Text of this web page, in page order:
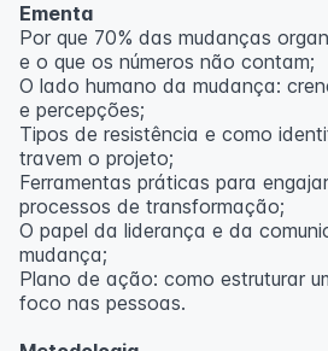
inscritos serão avisados
O IPETEC reserva-se o direito
caso não atinja o número mínimo
Professor(a):
Ementa
Por que 70% das mudanças
e o que os números não contam;
O lado humano da mudança:
e percepções;
Tipos de resistência e como
travem o projeto;
Ferramentas práticas para
processos de transformação;
O papel da liderança e da
mudança;
Plano de ação: como estruturar
foco nas pessoas.